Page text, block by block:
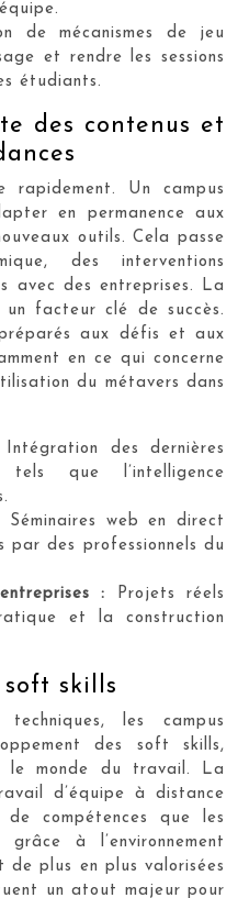
de mécanismes de jeu
et rendre les sessions
étudiants.
des contenus et
Un campus
en permanence aux
outils. Cela passe
des interventions
avec des entreprises. La
un facteur clé de succès.
aux défis et aux
en ce qui concerne
du métavers dans
Intégration des dernières
que l’intelligence
Séminaires web en direct
par des professionnels du
: Projets réels
et la construction
soft skills
les campus
des soft skills,
le monde du travail. La
d’équipe à distance
compétences que les
à l’environnement
de plus en plus valorisées
un atout majeur pour